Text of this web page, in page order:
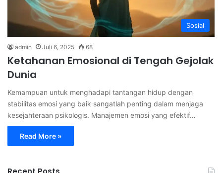
Sosial
admin Juli 6, 2025 68
Ketahanan Emosional di Tengah Gejolak
Dunia
Kemampuan untuk menghadapi tantangan hidup dengan
stabilitas emosi yang baik sangatlah penting dalam menjaga
kesejahteraan psikologis. Manajemen emosi yang efektif…
Read More »